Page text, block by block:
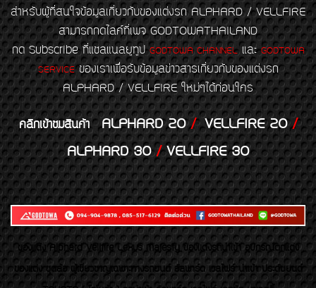
สำหรับผู้ที่สนใจข้อมูลเกี่ยวกับของแต่งรถ ALPHARD / VELLFIRE
สามารถกดไลค์ที่เพจ GODTOWATHAILAND
กด Subscribe ที่แชลแนลยูทูป GODTOWA CHANNELและGODTOWA
SERVICEของเราเพื่อรับข้อมูลข่าวสารเกี่ยวกับของแต่งรถ
ALPHARD / VELLFIRE ใหม่ๆได้ก่อนใคร
คลิกเข้าชมสินค้า ALPHARD 20/VELLFIRE 20/
ALPHARD 30/VELLFIRE 30
ของเเต่ง Alphard Vellfire Lexus Majesty ของเเต่งรถนำเข้า อุปกรณ์ตกแต่ง
ของแต่ง ชุดล้อ ผู้เชี่ยวชาญเฉพาะทางรถยนต์ อัลพาร์ด เวลไฟร์ นำเข้า ประดับยนต์